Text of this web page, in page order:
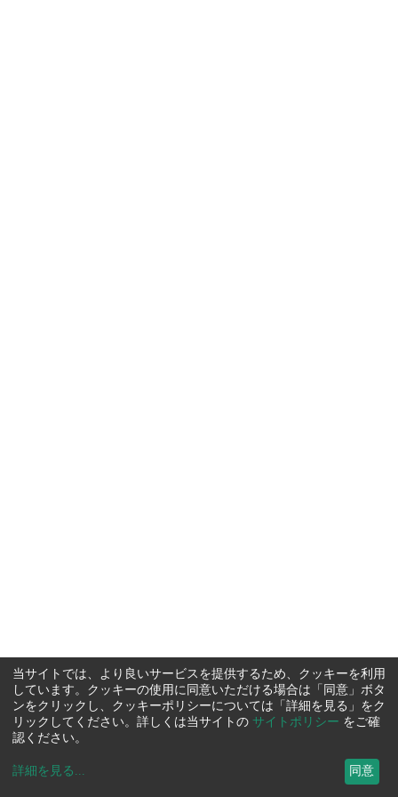
当サイトでは、より良いサービスを提供するため、クッキーを利用
しています。クッキーの使用に同意いただける場合は「同意」ボタ
ンをクリックし、クッキーポリシーについては「詳細を見る」をク
リックしてください。詳しくは当サイトの サイトポリシー をご確
認ください。
詳細を見る ... 同意